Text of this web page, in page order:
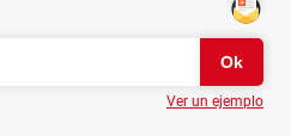
Ver un ejemplo